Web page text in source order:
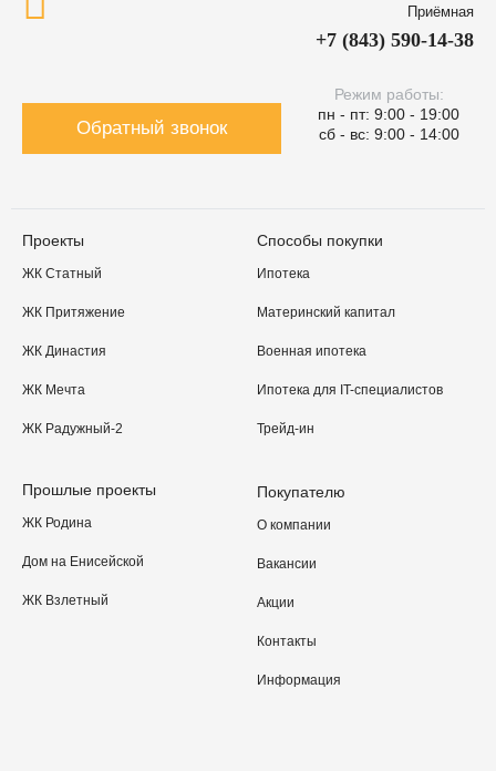
Приёмная
+7 (843) 590-14-38
Обратный звонок
Режим работы:
пн - пт: 9:00 - 19:00
сб - вс: 9:00 - 14:00
Проекты
ЖК Статный
ЖК Притяжение
ЖК Династия
ЖК Мечта
ЖК Радужный-2
Прошлые проекты
ЖК Родина
Дом на Енисейской
ЖК Взлетный
Способы покупки
Ипотека
Материнский капитал
Военная ипотека
Ипотека для IT-специалистов
Трейд-ин
Покупателю
О компании
Вакансии
Акции
Контакты
Информация